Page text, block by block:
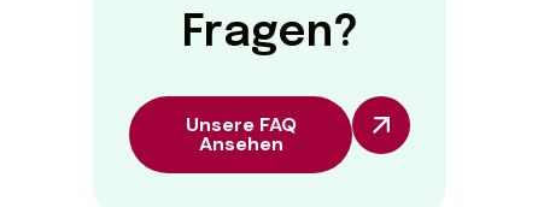
Fragen?
Unsere FAQ
Ansehen